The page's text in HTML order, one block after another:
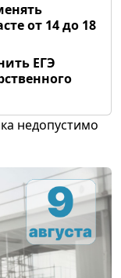
от 14 до 18
ЕГЭ
недопустимо